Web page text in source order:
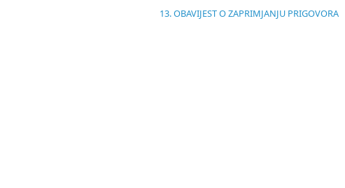
13. OBAVIJEST O ZAPRIMJANJU PRIGOVORA